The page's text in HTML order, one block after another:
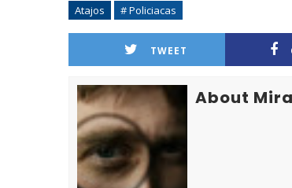
Atajos # Policiacas
TWEET
About